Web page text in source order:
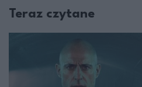
Teraz czytane